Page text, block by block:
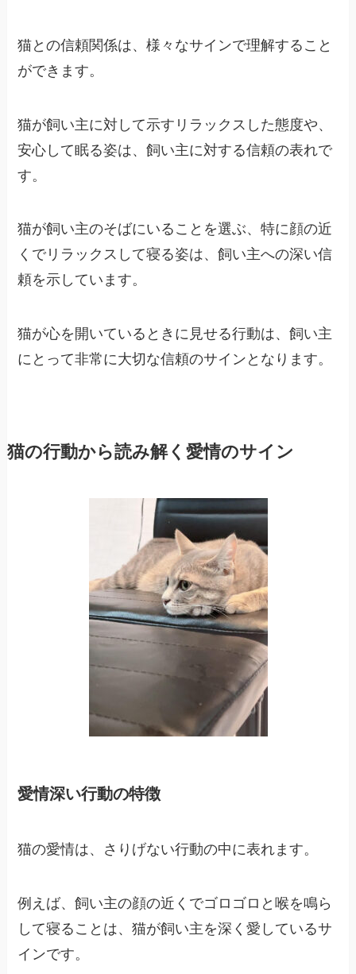
猫との信頼関係は、様々なサインで理解すること
ができます。
猫が飼い主に対して示すリラックスした態度や、
安心して眠る姿は、飼い主に対する信頼の表れで
す。
猫が飼い主のそばにいることを選ぶ、特に顔の近
くでリラックスして寝る姿は、飼い主への深い信
頼を示しています。
猫が心を開いているときに見せる行動は、飼い主
にとって非常に大切な信頼のサインとなります。
猫の行動から読み解く愛情のサイン
愛情深い行動の特徴
猫の愛情は、さりげない行動の中に表れます。
例えば、飼い主の顔の近くでゴロゴロと喉を鳴ら
して寝ることは、猫が飼い主を深く愛しているサ
インです。